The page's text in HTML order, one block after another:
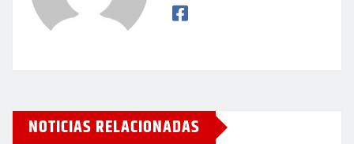
NOTICIAS RELACIONADAS